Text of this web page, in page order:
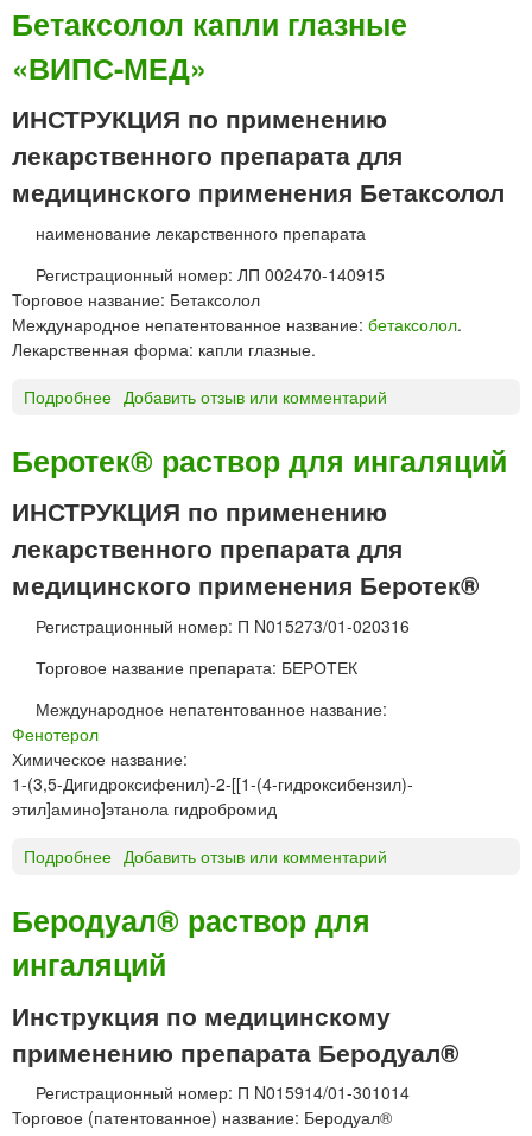
т
о
и
р
е
т
л
ь
н
ы
Т
А
К
С
О
Л
О
Л
т
б
л
е
т
М
З
Бетаксолол капли глазные
«ВИПС-МЕД»
ИНСТРУКЦИЯ по применению
лекарственного препарата для
медицинского применения Бетаксолол
наименование лекарственного препарата
Регистрационный номер: ЛП 002470-140915
Торговое название: Бетаксолол
Международное непатентованное название: бетаксолол.
Лекарственная форма: капли глазные.
Подробнее
т
к
с
л
о
к
п
и
г
л
ы
е
«
И
П
С
-
М
Добавить отзыв или комментарий
Беротек® раствор для ингаляций
ИНСТРУКЦИЯ по применению
лекарственного препарата для
медицинского применения Беротек®
Регистрационный номер: П N015273/01-020316
Торговое название препарата: БЕРОТЕК
Международное непатентованное название:
Фенотерол
Химическое название:
1-(3,5-Дигидроксифенил)-2-[[1-(4-гидроксибензил)-
этил]амино]этанола гидробромид
Подробнее
р
о
т
к
®
а
с
Добавить отзыв или комментарий
Беродуал® раствор для
ингаляций
Инструкция по медицинскому
применению препарата Беродуал®
Регистрационный номер: П N015914/01-301014
Торговое (патентованное) название: Беродуал®